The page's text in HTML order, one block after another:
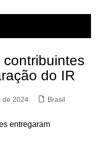
do IR
de 2024 Brasil